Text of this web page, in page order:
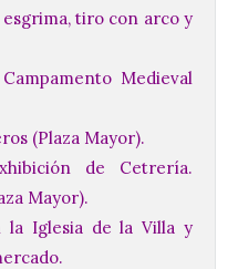
tiro con arco y
Medieval
(Plaza Mayor).
de Cetrería.
Mayor).
la Iglesia de la Villa y